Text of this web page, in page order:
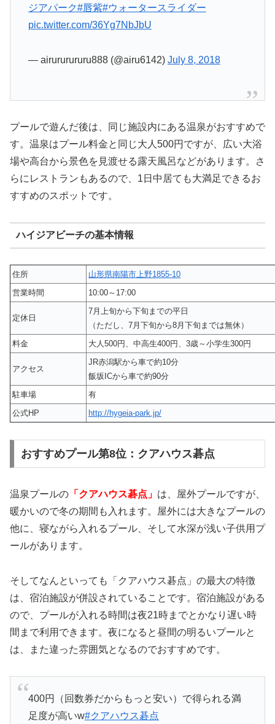
ジアパーク#唇紫#ウォータースライダー
pic.twitter.com/36Yg7NbJbU
— airururururu888 (@airu6142) July 8, 2018
プールで遊んだ後は、同じ施設内にある温泉がおすすめで
す。温泉はプール料金と同じ大人500円ですが、広い大浴
場や高台から景色を見渡せる露天風呂などがあります。さ
らにレストランもあるので、1日中居ても大満足できるお
すすめのスポットです。
ハイジアビーチの基本情報
住所
山形県南陽市上野1855-10
営業時間
10:00～17:00
定休日
7月上旬から下旬までの平日
（ただし、7月下旬から8月下旬までは無休）
料金
大人500円、中高生400円、3歳～小学生300円
アクセス
JR赤潟駅から車で約10分
飯坂ICから車で約90分
駐車場
有
公式HP
http://hygeia-park.jp/
おすすめプール第8位：クアハウス碁点
温泉プールの 「クアハウス碁点」 は、屋外プールですが、
暖かいので冬の期間も入れます。屋外には大きなプールの
他に、寝ながら入れるプール、そして水深が浅い子供用プ
ールがあります。
そしてなんといっても「クアハウス碁点」の最大の特徴
は、宿泊施設が併設されていることです。宿泊施設がある
ので、プールが入れる時間は夜21時までとかなり遅い時
間まで利用できます。夜になると昼間の明るいプールと
は、また違った雰囲気となるのでおすすめです。
400円（回数券だからもっと安い）で得られる満
足度が高いw#クアハウス碁点